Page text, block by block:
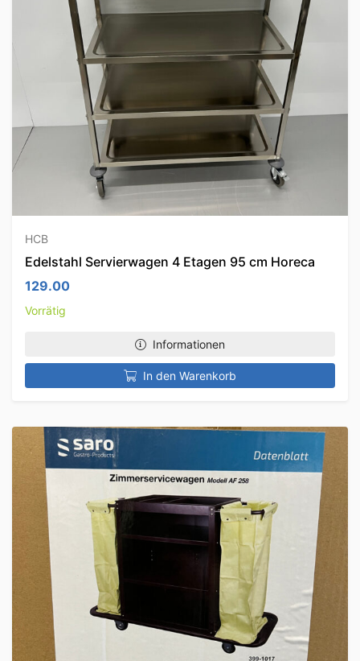
HCB
Edelstahl Servierwagen 4 Etagen 95 cm Horeca
129.00
Vorrätig
Informationen
In den Warenkorb